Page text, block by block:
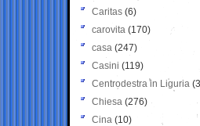
Caritas (6)
carovita (170)
casa (247)
Casini (119)
Centrodestra in Liguria
Chiesa (276)
Cina (10)